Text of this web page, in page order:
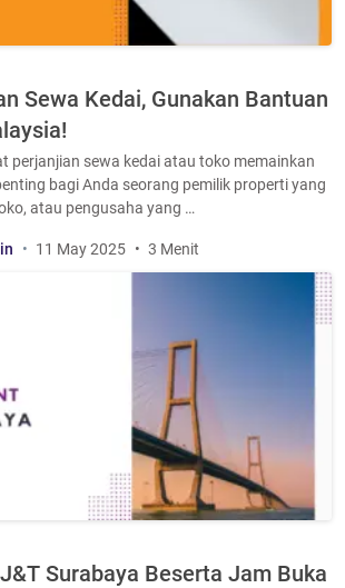
Sewa Kedai, Gunakan Bantuan
perjanjian sewa kedai atau toko memainkan
bagi Anda seorang pemilik properti yang
atau pengusaha yang …
11 May 2025 3 Menit
Surabaya Beserta Jam Buka